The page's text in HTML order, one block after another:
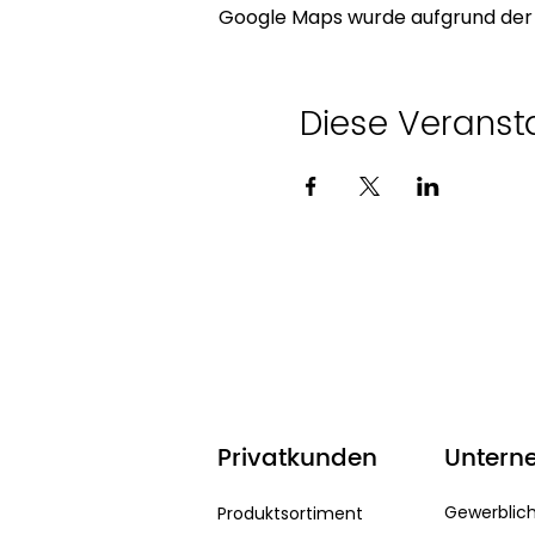
Google Maps wurde aufgrund
Diese
Privatkunden
Produktsortiment